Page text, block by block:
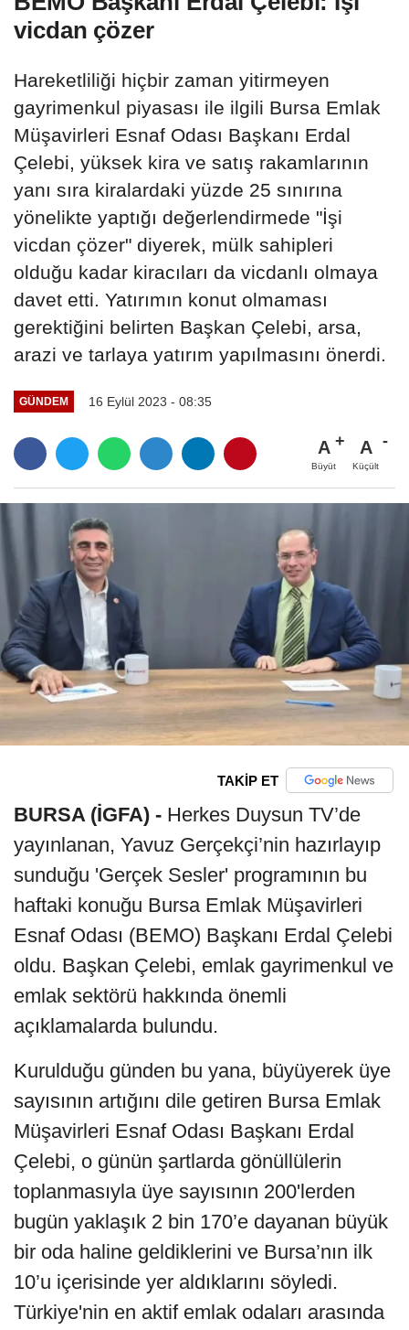
vicdan çözer
Hareketliliği hiçbir zaman yitirmeyen
gayrimenkul piyasası ile ilgili Bursa Emlak
Müşavirleri Esnaf Odası Başkanı Erdal
Çelebi, yüksek kira ve satış rakamlarının
yanı sıra kiralardaki yüzde 25 sınırına
yönelikte yaptığı değerlendirmede "İşi
vicdan çözer" diyerek, mülk sahipleri
olduğu kadar kiracıları da vicdanlı olmaya
davet etti. Yatırımın konut olmaması
gerektiğini belirten Başkan Çelebi, arsa,
arazi ve tarlaya yatırım yapılmasını önerdi.
GÜNDEM 16 Eylül 2023 - 08:35
A
Büyüt
A
Küçült
TAKİP ET
BURSA (İGFA) - Herkes Duysun TV’de
yayınlanan, Yavuz Gerçekçi’nin hazırlayıp
sunduğu 'Gerçek Sesler' programının bu
haftaki konuğu Bursa Emlak Müşavirleri
Esnaf Odası (BEMO) Başkanı Erdal Çelebi
oldu. Başkan Çelebi, emlak gayrimenkul ve
emlak sektörü hakkında önemli
açıklamalarda bulundu.
Kurulduğu günden bu yana, büyüyerek üye
sayısının artığını dile getiren Bursa Emlak
Müşavirleri Esnaf Odası Başkanı Erdal
Çelebi, o günün şartlarda gönüllülerin
toplanmasıyla üye sayısının 200'lerden
bugün yaklaşık 2 bin 170’e dayanan büyük
bir oda haline geldiklerini ve Bursa’nın ilk
10’u içerisinde yer aldıklarını söyledi.
Türkiye'nin en aktif emlak odaları arasında